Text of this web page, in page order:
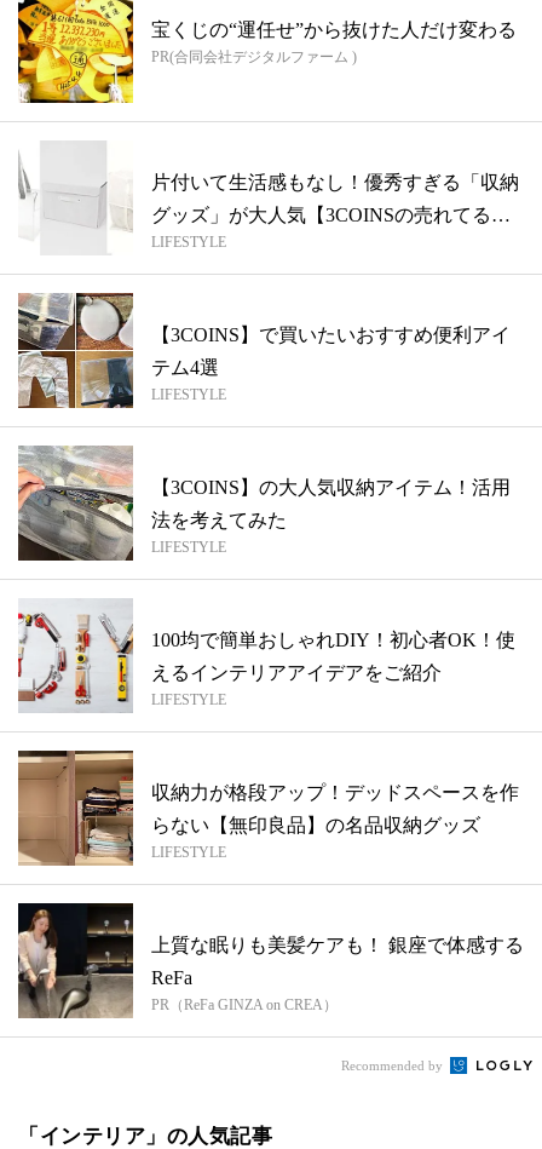
宝くじの“運任せ”から抜けた人だけ変わる
PR(合同会社デジタルファーム )
片付いて生活感もなし！優秀すぎる「収納
グッズ」が大人気【3COINSの売れてる
物...
LIFESTYLE
【3COINS】で買いたいおすすめ便利アイ
テム4選
LIFESTYLE
【3COINS】の大人気収納アイテム！活用
法を考えてみた
LIFESTYLE
100均で簡単おしゃれDIY！初心者OK！使
えるインテリアアイデアをご紹介
LIFESTYLE
収納力が格段アップ！デッドスペースを作
らない【無印良品】の名品収納グッズ
LIFESTYLE
上質な眠りも美髪ケアも！ 銀座で体感する
ReFa
PR（ReFa GINZA on CREA）
Recommended by
「インテリア」の人気記事